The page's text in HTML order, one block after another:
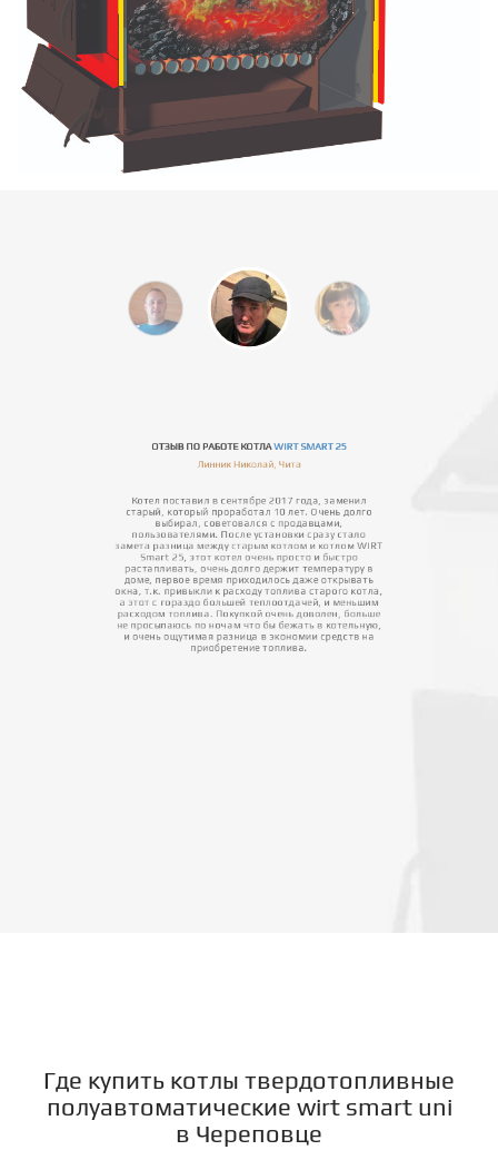
старый, который проработал 10 лет. Очень долго
выбирал, советовался с продавцами,
пользователями. После установки сразу стало
замета разница между старым котлом и котлом WIRT
Smart 25, этот котел очень просто и быстро
растапливать, очень долго держит температуру в
доме, первое время приходилось даже открывать
окна, т.к. привыкли к расходу топлива старого котла,
а этот с гораздо большей теплоотдачей, и меньшим
расходом топлива. Покупкой очень доволен, больше
Где купить котлы твердотопливные
полуавтоматические wirt smart uni
в Череповце